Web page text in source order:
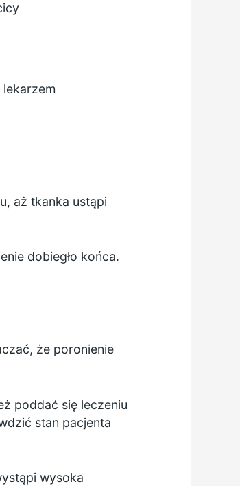
aż tkanka ustąpi
dobiegło końca.
że poronienie
poddać się leczeniu
stan pacjenta
wysoka